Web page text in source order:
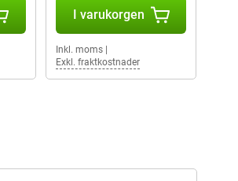
I varukorgen
Inkl. moms|
Exkl. fraktkostnader